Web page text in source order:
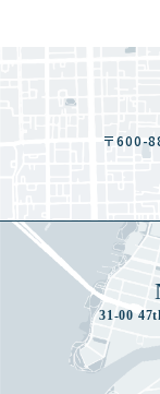
〒600-
31-00